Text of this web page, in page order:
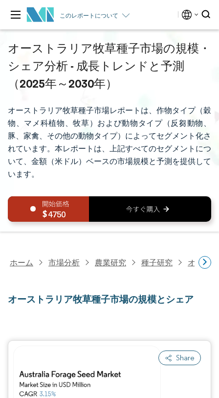
このレポートについて
オーストラリア牧草種子市場の規模・
シェア分析 - 成長トレンドと予測
（2025年～2030年）
オーストラリア牧草種子市場レポートは、作物タイプ（穀
物、マメ科植物、牧草）および動物タイプ（反芻動物、
豚、家禽、その他の動物タイプ）によってセグメント化さ
れています。本レポートは、上記すべてのセグメントにつ
いて、金額（米ドル）ベースの市場規模と予測を提供して
います。
4750
ホーム 市場分析 農業研究 種子研究 オース
オーストラリア牧草種子市場の規模とシェア
Share